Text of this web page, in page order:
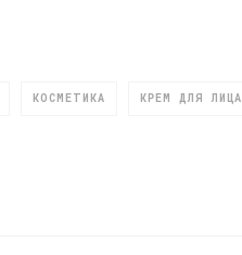
КОСМЕТИКА КРЕМ ДЛЯ ЛИЦА